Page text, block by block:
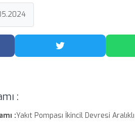
Paylaş Twitter'da Paylaş
:
:Yakıt Pompası İkincil Devresi Aralıklı